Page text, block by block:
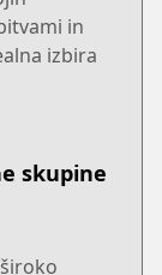
in
izbira
skupine